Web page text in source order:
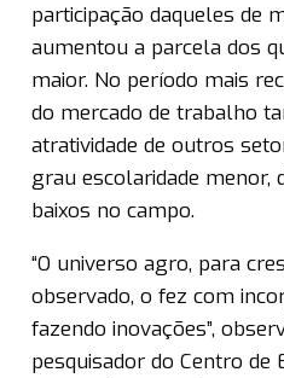
participação daqueles de
aumentou a parcela dos
maior. No período mais
do mercado de trabalho
atratividade de outros
grau escolaridade menor,
baixos no campo.
“O universo agro, para
observado, o fez com
fazendo inovações”,
pesquisador do Centro de